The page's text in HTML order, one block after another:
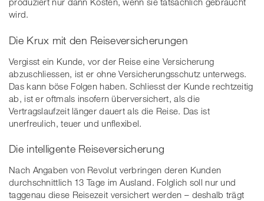
wird.
Die Krux mit den Reiseversicherungen
Vergisst ein Kunde, vor der Reise eine Versicherung
abzuschliessen, ist er ohne Versicherungsschutz unterwegs.
Das kann böse Folgen haben. Schliesst der Kunde rechtzeitig
ab, ist er oftmals insofern überversichert, als die
Vertragslaufzeit länger dauert als die Reise. Das ist
unerfreulich, teuer und unflexibel.
Die intelligente Reiseversicherung
Nach Angaben von Revolut verbringen deren Kunden
durchschnittlich 13 Tage im Ausland. Folglich soll nur und
taggenau diese Reisezeit versichert werden – deshalb trägt